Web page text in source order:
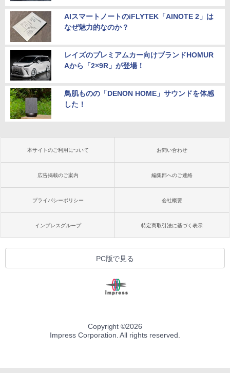
AIスマートノートのiFLYTEK「AINOTE 2」は
なぜ魅力的なのか？
レイズのプレミアムカー向けブランドHOMUR
Aから「2×9R」が登場！
鳥肌ものの「DENON HOME」サウンドを体感
した！
本サイトのご利用について お問い合わせ
広告掲載のご案内 編集部へのご連絡
プライバシーポリシー 会社概要
インプレスグループ 特定商取引法に基づく表示
PC版で見る
Copyright ©2026
Impress Corporation. All rights reserved.